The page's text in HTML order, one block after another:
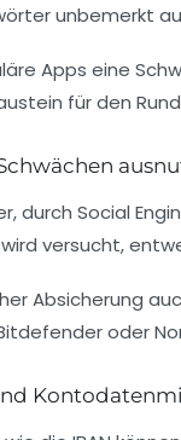
unbemerkt
Apps eine
für den
durch Social
versucht,
Absicherung
oder